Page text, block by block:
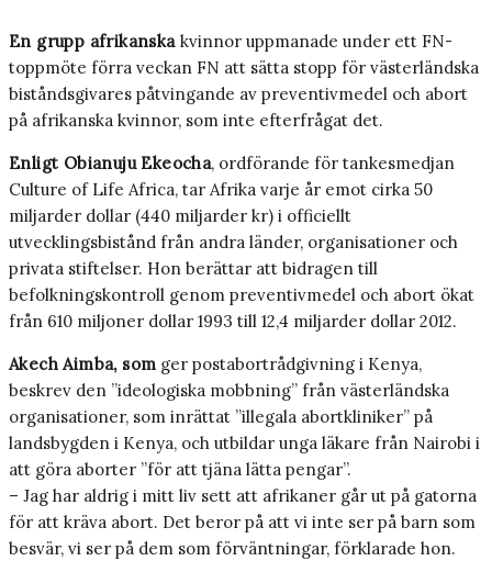
En grupp afrikanskakvinnor uppmanade under ett FN-
toppmöte förra veckan FN att sätta stopp för västerländska
biståndsgivares påtvingande av preventivmedel och abort
på afrikanska kvinnor, som inte efterfrågat det.
Enligt Obianuju Ekeocha, ordförande för tankesmedjan
Culture of Life Africa, tar Afrika varje år emot cirka 50
miljarder dollar (440 miljarder kr) i officiellt
utvecklingsbistånd från andra länder, organisationer och
privata stiftelser. Hon berättar att bidragen till
befolkningskontroll genom preventivmedel och abort ökat
från 610 miljoner dollar 1993 till 12,4 miljarder dollar 2012.
Akech Aimba, som ger postabortrådgivning i Kenya,
beskrev den ”ideologiska mobbning” från västerländska
organisationer, som inrättat ”illegala abortkliniker” på
landsbygden i Kenya, och utbildar unga läkare från Nairobi i
att göra aborter ”för att tjäna lätta pengar”.
– Jag har aldrig i mitt liv sett att afrikaner går ut på gatorna
för att kräva abort. Det beror på att vi inte ser på barn som
besvär, vi ser på dem som förväntningar, förklarade hon.